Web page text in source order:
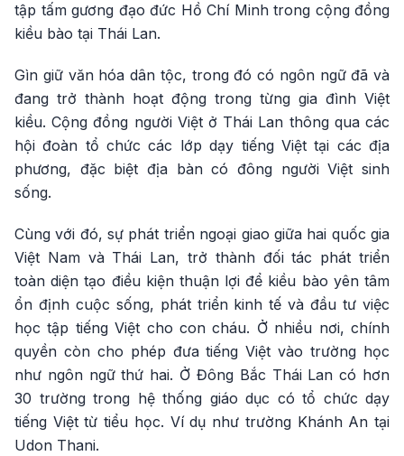
tập tấm gương đạo đức Hồ Chí Minh trong cộng đồng
kiều bào tại Thái Lan.
Gìn giữ văn hóa dân tộc, trong đó có ngôn ngữ đã và
đang trở thành hoạt động trong từng gia đình Việt
kiều. Cộng đồng người Việt ở Thái Lan thông qua các
hội đoàn tổ chức các lớp dạy tiếng Việt tại các địa
phương, đặc biệt địa bàn có đông người Việt sinh
sống.
Cùng với đó, sự phát triển ngoại giao giữa hai quốc gia
Việt Nam và Thái Lan, trở thành đối tác phát triển
toàn diện tạo điều kiện thuận lợi để kiều bào yên tâm
ổn định cuộc sống, phát triển kinh tế và đầu tư việc
học tập tiếng Việt cho con cháu. Ở nhiều nơi, chính
quyền còn cho phép đưa tiếng Việt vào trường học
như ngôn ngữ thứ hai. Ở Đông Bắc Thái Lan có hơn
30 trường trong hệ thống giáo dục có tổ chức dạy
tiếng Việt từ tiểu học. Ví dụ như trường Khánh An tại
Udon Thani.